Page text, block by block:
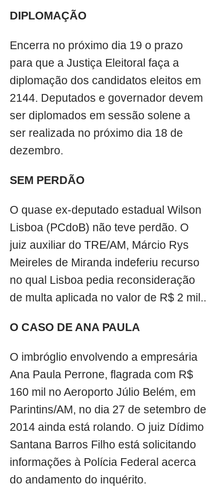
DIPLOMAÇÃO
Encerra no próximo dia 19 o prazo
para que a Justiça Eleitoral faça a
diplomação dos candidatos eleitos em
2144. Deputados e governador devem
ser diplomados em sessão solene a
ser realizada no próximo dia 18 de
dezembro.
SEM PERDÃO
O quase ex-deputado estadual Wilson
Lisboa (PCdoB) não teve perdão. O
juiz auxiliar do TRE/AM, Márcio Rys
Meireles de Miranda indeferiu recurso
no qual Lisboa pedia reconsideração
de multa aplicada no valor de R$ 2 mil..
O CASO DE ANA PAULA
O imbróglio envolvendo a empresária
Ana Paula Perrone, flagrada com R$
160 mil no Aeroporto Júlio Belém, em
Parintins/AM, no dia 27 de setembro de
2014 ainda está rolando. O juiz Dídimo
Santana Barros Filho está solicitando
informações à Polícia Federal acerca
do andamento do inquérito.